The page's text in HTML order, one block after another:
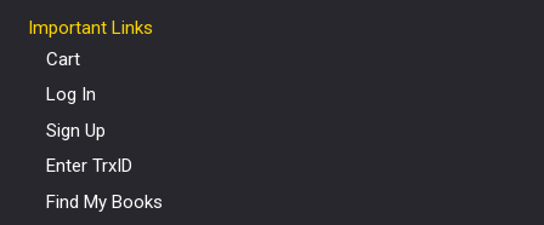
Important Links
Cart
Log In
Sign Up
Enter TrxID
Find My Books